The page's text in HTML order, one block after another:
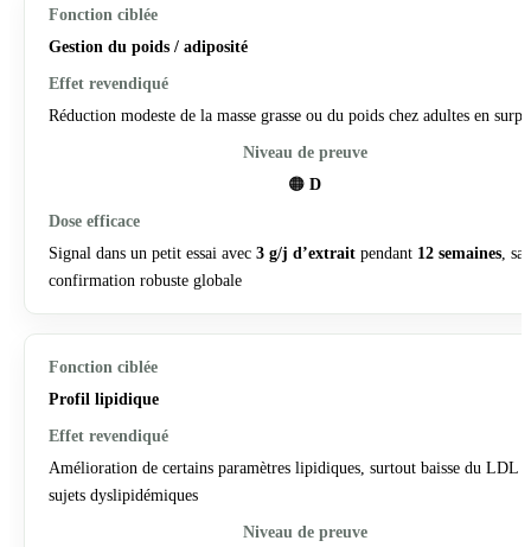
Gestion du poids / adiposité
Réduction modeste de la masse grasse ou du poids chez adultes en
🟠 D
Signal dans un petit essai avec 3 g/j d’extrait pendant 12 semaines,
confirmation robuste globale
Profil lipidique
Amélioration de certains paramètres lipidiques, surtout baisse du LDL
sujets dyslipidémiques